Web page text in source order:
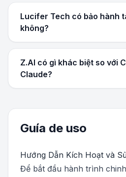
Lucifer Tech có bảo hành
không?
Z.AI có gì khác biệt so với
Claude?
Guía de uso
Hướng Dẫn Kích Hoạt và
Để bắt đầu hành trình